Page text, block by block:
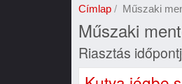
Címlap Műszaki
Műszaki
Riasztás